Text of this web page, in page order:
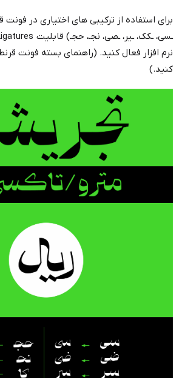
برای استفاده از ترکیبی های اختیاری در فونت
نرم افزار فعال کنید. (راهنمای بسته فونت
کنید.)